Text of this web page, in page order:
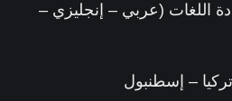
(عربي – إنجليزي –
– إسطنبول